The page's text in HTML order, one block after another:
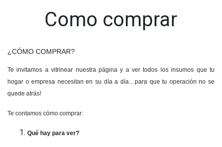
Como comprar
¿CÓMO COMPRAR?
Te invitamos a vitrinear nuestra página y a ver todos los insumos que tu
hogar o empresa necesitan en su día a día…para que tu operación no se
quede atrás!
Te contamos cómo comprar:
Qué hay para ver?